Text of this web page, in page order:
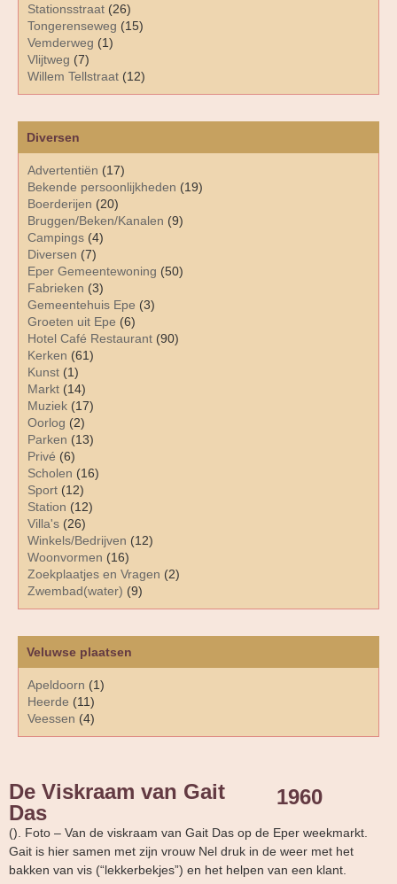
Diversen
Advertentiën (17)
Bekende persoonlijkheden (19)
Boerderijen (20)
Bruggen/Beken/Kanalen (9)
Campings (4)
Diversen (7)
Eper Gemeentewoning (50)
Fabrieken (3)
Gemeentehuis Epe (3)
Groeten uit Epe (6)
Hotel Café Restaurant (90)
Kerken (61)
Kunst (1)
Markt (14)
Muziek (17)
Oorlog (2)
Parken (13)
Privé (6)
Scholen (16)
Sport (12)
Station (12)
Villa's (26)
Winkels/Bedrijven (12)
Woonvormen (16)
Zoekplaatjes en Vragen (2)
Zwembad(water) (9)
Stationsstraat (26)
Tongerenseweg (15)
Vemderweg (1)
Vlijtweg (7)
Willem Tellstraat (12)
Veluwse plaatsen
Apeldoorn (1)
Heerde (11)
Veessen (4)
De Viskraam van Gait
Das
1960
(). Foto – Van de viskraam van Gait Das op de Eper weekmarkt.
Gait is hier samen met zijn vrouw Nel druk in de weer met het
bakken van vis (“lekkerbekjes”) en het helpen van een klant.